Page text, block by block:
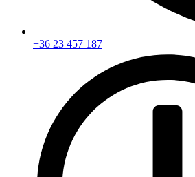
+36 23 457 187